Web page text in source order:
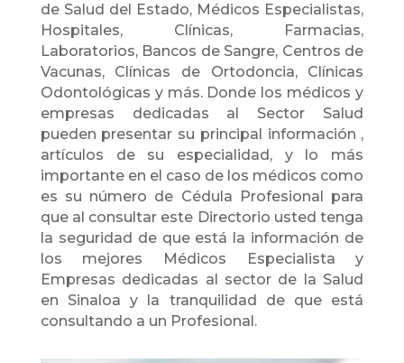
de Salud del Estado, Médicos Especialistas,
Hospitales, Clínicas, Farmacias,
Laboratorios, Bancos de Sangre, Centros de
Vacunas, Clínicas de Ortodoncia, Clínicas
Odontológicas y más. Donde los médicos y
empresas dedicadas al Sector Salud
pueden presentar su principal información ,
artículos de su especialidad, y lo más
importante en el caso de los médicos como
es su número de Cédula Profesional para
que al consultar este Directorio usted tenga
la seguridad de que está la información de
los mejores Médicos Especialista y
Empresas dedicadas al sector de la Salud
en Sinaloa y la tranquilidad de que está
consultando a un Profesional.